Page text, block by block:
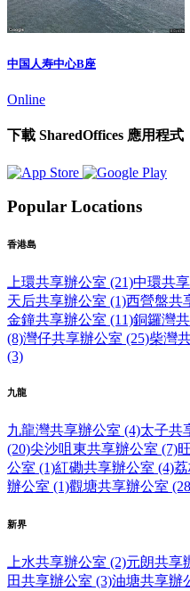
中国人寿中心B座
Online
下載 SharedOffices 應用程式
Popular Locations
香港島
上環共享辦公室 (21)中環共
天后共享辦公室 (1)西營盤共
金鐘共享辦公室 (11)銅鑼灣
(8)灣仔共享辦公室 (25)柴灣
(3)
九龍
九龍灣共享辦公室 (4)太子共
(20)尖沙咀東共享辦公室 (7)
公室 (1)紅磡共享辦公室 (4)
辦公室 (1)觀塘共享辦公室
新界
上水共享辦公室 (2)元朗共享
田共享辦公室 (3)油塘共享辦